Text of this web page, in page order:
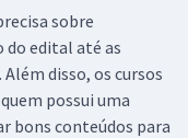
sobre
do edital até as
disso, os cursos
possui uma
bons conteúdos para